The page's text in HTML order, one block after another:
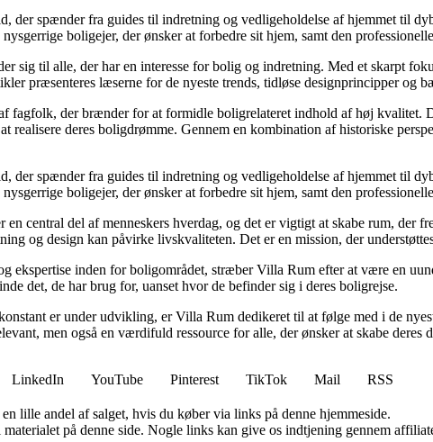
der spænder fra guides til indretning og vedligeholdelse af hjemmet til
boligejer, der ønsker at forbedre sit hjem, samt den
sig til alle, der har en interesse for bolig og indretning. Med et skarpt
præsenteres læserne for de nyeste trends, tidløse designprincipper og
fagfolk, der brænder for at formidle boligrelateret indhold af høj kvalitet.
realisere deres boligdrømme. Gennem en kombination af historiske
der spænder fra guides til indretning og vedligeholdelse af hjemmet til
boligejer, der ønsker at forbedre sit hjem, samt den
central del af menneskers hverdag, og det er vigtigt at skabe rum,
og design kan påvirke livskvaliteten. Det er en mission, der
ekspertise inden for boligområdet, stræber Villa Rum efter at være en
det, de har brug for, uanset hvor de befinder sig i deres boligrejse.
er under udvikling, er Villa Rum dedikeret til at følge med i de
men også en værdifuld ressource for alle, der ønsker at skabe deres
LinkedIn YouTube Pinterest TikTok Mail
RSS
lille andel af salget, hvis du køber via links på denne hjemmeside.
på denne side. Nogle links kan give os indtjening gennem